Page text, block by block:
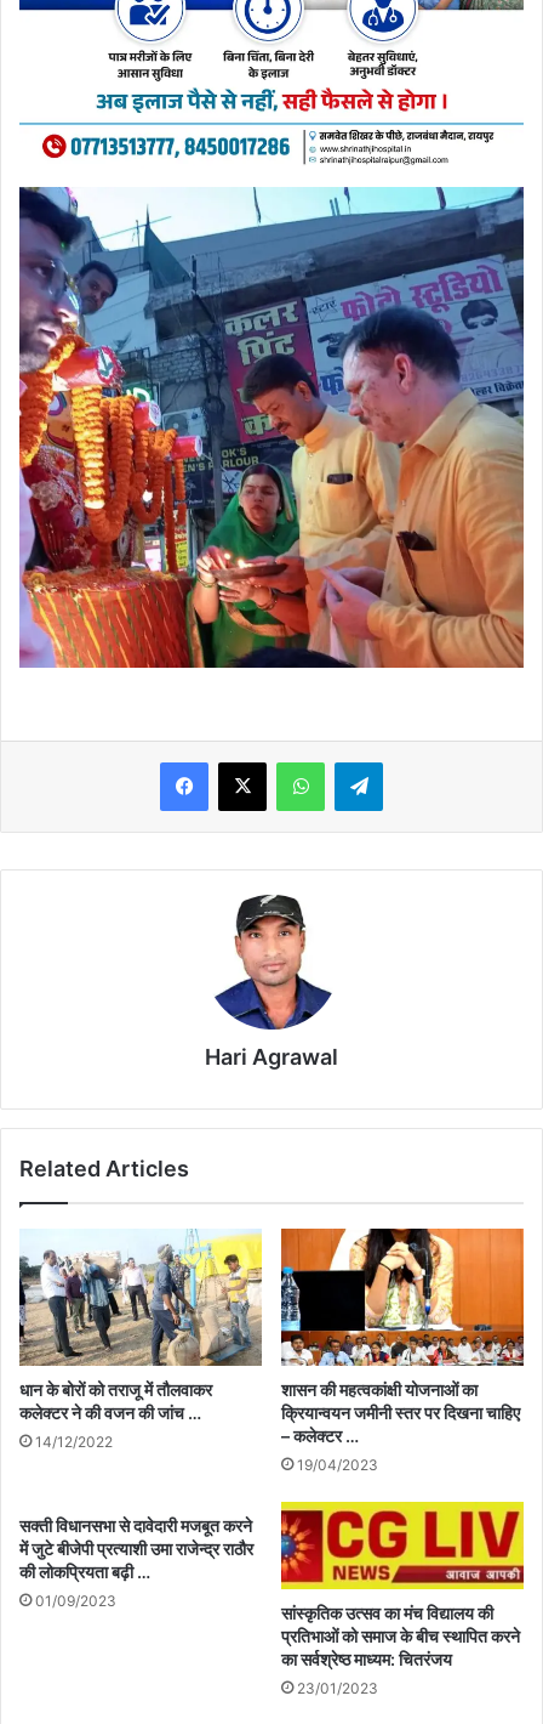
WhatsAppTelegram
Hari Agrawal
Related Articles
धान के बोरों को तराजू में तौलवाकर
कलेक्टर ने की वजन की जांच …
14/12/2022
शासन की महत्वकांक्षी योजनाओं का
क्रियान्वयन जमीनी स्तर पर दिखना चाहिए
– कलेक्टर …
19/04/2023
सक्ती विधानसभा से दावेदारी मजबूत करने
में जुटे बीजेपी प्रत्याशी उमा राजेन्द्र राठौर
की लोकप्रियता बढ़ी …
01/09/2023
सांस्कृतिक उत्सव का मंच विद्यालय की
प्रतिभाओं को समाज के बीच स्थापित करने
का सर्वश्रेष्ठ माध्यम: चितरंजय
23/01/2023